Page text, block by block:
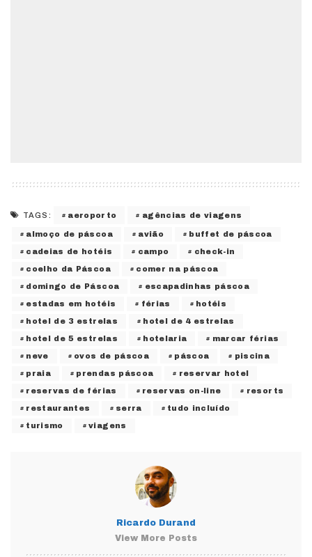
TAGS: aeroporto agências de viagens
almoço de páscoa avião buffet de páscoa
cadeias de hotéis campo check-in
coelho da Páscoa comer na páscoa
domingo de Páscoa escapadinhas páscoa
estadas em hotéis férias hotéis
hotel de 3 estrelas hotel de 4 estrelas
hotel de 5 estrelas hotelaria marcar férias
neve ovos de páscoa páscoa piscina
praia prendas páscoa reservar hotel
reservas de férias reservas on-line resorts
restaurantes serra tudo incluído
turismo viagens
Ricardo Durand
View More Posts